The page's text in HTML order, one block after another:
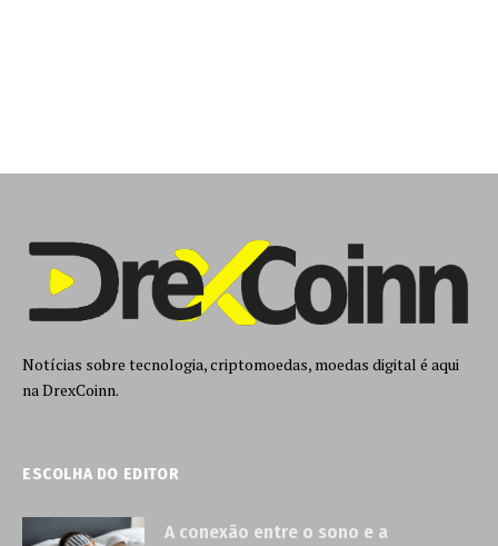
Notícias sobre tecnologia, criptomoedas, moedas digital é aqui
na DrexCoinn.
ESCOLHA DO EDITOR
A conexão entre o sono e a